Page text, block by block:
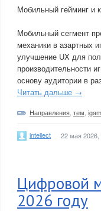
Мобильный гейминг и
Мобильный сегмент
механики в азартных
улучшение UX для
производительности
основу аудитории в
Читать дальше →
Направления тем
intellect 22 мая 2026,
Цифровой
2026 году